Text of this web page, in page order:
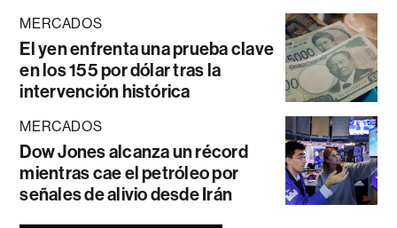
MERCADOS
El yen enfrenta una prueba clave
en los 155 por dólar tras la
intervención histórica
MERCADOS
Dow Jones alcanza un récord
mientras cae el petróleo por
señales de alivio desde Irán